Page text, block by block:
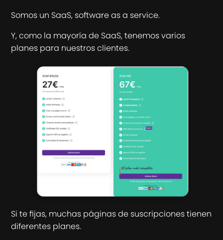
Somos un SaaS, software as a service.
Y, como la mayoría de SaaS, tenemos varios
planes para nuestros clientes.
Si te fijas, muchas páginas de suscripciones tienen
diferentes planes.